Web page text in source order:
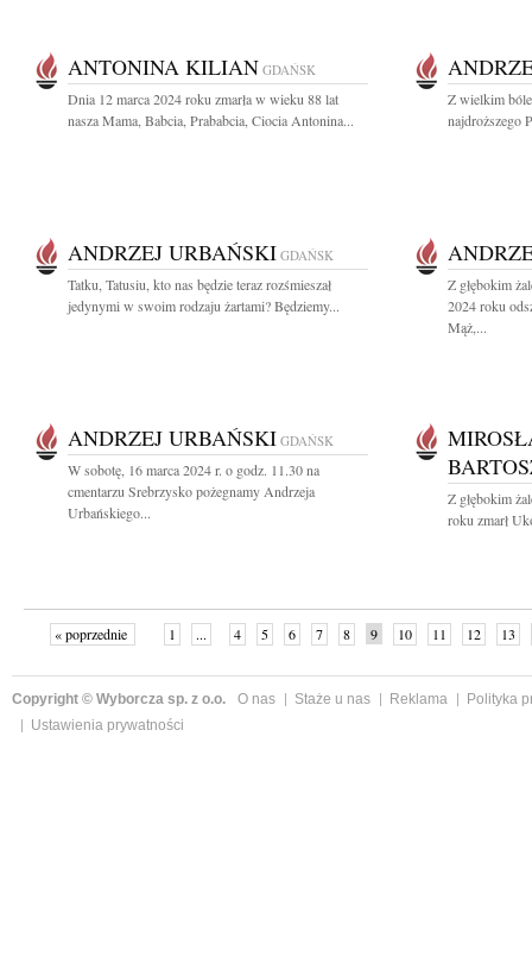
ANTONINA KILIAN GDAŃSK
Dnia 12 marca 2024 roku zmarła w wieku 88 lat
nasza Mama, Babcia, Prababcia, Ciocia Antonina...
Z wielkim
najdroższego
ANDRZEJ URBAŃSKI GDAŃSK
Tatku, Tatusiu, kto nas będzie teraz rozśmieszał
jedynymi w swoim rodzaju żartami? Będziemy...
Z głębokim
2024 roku
Mąż,...
ANDRZEJ URBAŃSKI GDAŃSK
W sobotę, 16 marca 2024 r. o godz. 11.30 na
cmentarzu Srebrzysko pożegnamy Andrzeja
Urbańskiego...
Z głębokim
roku zmarł
« poprzednie 1 ... 4 5 6 7 8 9 10 11 12 13
Copyright © Wyborcza sp. z o.o. O nas Staże u nas Reklama
Polityka
Ustawienia prywatności